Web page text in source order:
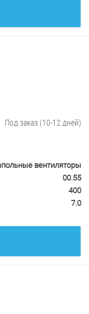
Под заказ (10-12 дней)
вентиляторы
00.55
400
7.0